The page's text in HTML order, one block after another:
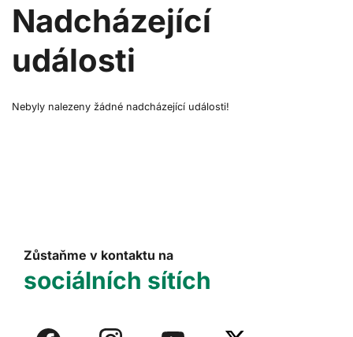
Nadcházející
události
Nebyly nalezeny žádné nadcházející události!
Zůstaňme v kontaktu na
sociálních sítích